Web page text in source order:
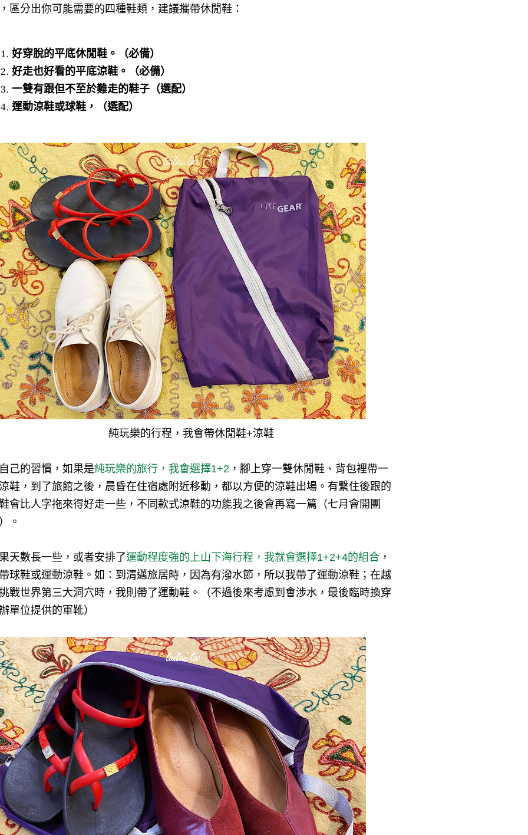
區分出你可能需要的四種鞋類，建議攜帶休閒鞋：
好穿脫的平底休閒鞋。（必備）
好走也好看的平底涼鞋。（必備）
一雙有跟但不至於難走的鞋子（選配）
運動涼鞋或球鞋，（選配）
純玩樂的行程，我會帶休閒鞋+涼鞋
己的習慣，如果是純玩樂的旅行，我會選擇1+2 ，腳上穿一雙休閒鞋、背包裡帶一
鞋，到了旅館之後，晨昏在住宿處附近移動，都以方便的涼鞋出場。有繫住後跟的
會比人字拖來得好走一些，不同款式涼鞋的功能我之後會再寫一篇（七月會開團
。
天數長一些，或者安排了運動程度強的上山下海行程，我就會選擇1+2+4的組合 ，
球鞋或運動涼鞋。如：到清邁旅居時，因為有潑水節，所以我帶了運動涼鞋；在越
戰世界第三大洞穴時，我則帶了運動鞋。（不過後來考慮到會涉水，最後臨時換穿
單位提供的軍靴）